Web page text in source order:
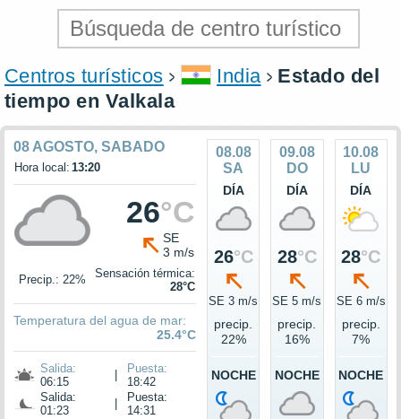
Centros turísticos India
Estado del
tiempo en Valkala
08 AGOSTO, SABADO
Hora local: 13:20
26°C
SE
3 m/s
Precip.: 22%
Sensación térmica:
28°C
Temperatura del agua de mar:
25.4°C
Salida:
06:15
Puesta:
18:42
Salida:
01:23
Puesta:
14:31
08.08
SA
DÍA
26°C
SE 3 m/s
precip.
22%
NOCHE
09.08
DO
DÍA
28°C
SE 5 m/s
precip.
16%
NOCHE
10.08
LU
DÍA
28°C
SE 6 m/s
precip.
7%
NOCHE